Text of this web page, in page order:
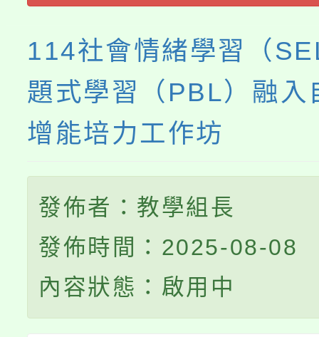
114社會情緒學習（
題式學習（PBL）融入
增能培力工作坊
發佈者：教學組長
發佈時間：2025-08-08
內容狀態：啟用中